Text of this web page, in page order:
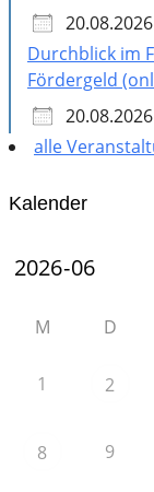
20.08.2026
Durchblick im
Fördergeld
20.08.2026
alle
Kalender
M D
1 2
8 9